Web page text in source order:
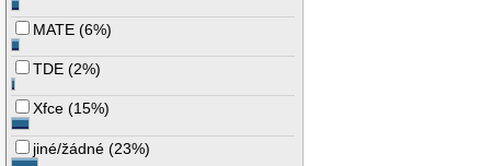
MATE (6%)
TDE (2%)
Xfce (15%)
jiné/žádné (23%)